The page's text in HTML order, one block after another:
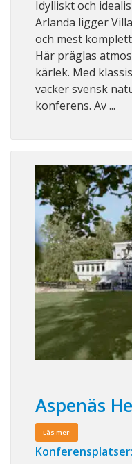
Idylliskt och
Arlanda ligger
och mest
Här präglas
kärlek. Med
vacker svensk
konferens. Av ...
Aspenäs
Läs mer!